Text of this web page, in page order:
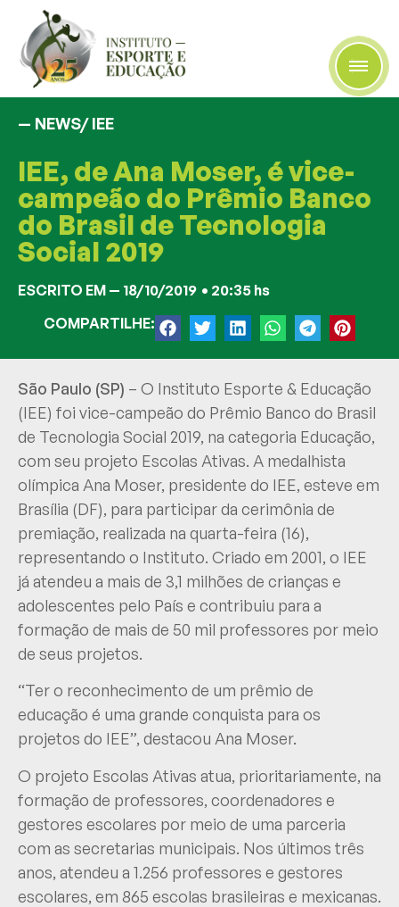
— NEWS/IEE
IEE, de Ana Moser, é vice-
campeão do Prêmio Banco
do Brasil de Tecnologia
Social 2019
ESCRITO EM — 18/10/2019 • 20:35 hs
COMPARTILHE:
São Paulo (SP) – O Instituto Esporte & Educação
(IEE) foi vice-campeão do Prêmio Banco do Brasil
de Tecnologia Social 2019, na categoria Educação,
com seu projeto Escolas Ativas. A medalhista
olímpica Ana Moser, presidente do IEE, esteve em
Brasília (DF), para participar da cerimônia de
premiação, realizada na quarta-feira (16),
representando o Instituto. Criado em 2001, o IEE
já atendeu a mais de 3,1 milhões de crianças e
adolescentes pelo País e contribuiu para a
formação de mais de 50 mil professores por meio
de seus projetos.
“Ter o reconhecimento de um prêmio de
educação é uma grande conquista para os
projetos do IEE”, destacou Ana Moser.
O projeto Escolas Ativas atua, prioritariamente, na
formação de professores, coordenadores e
gestores escolares por meio de uma parceria
com as secretarias municipais. Nos últimos três
anos, atendeu a 1.256 professores e gestores
escolares, em 865 escolas brasileiras e mexicanas.